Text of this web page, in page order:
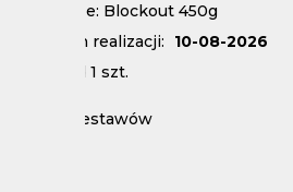
Podloze: Blockout 450g
Termin realizacji:
10-08-2026
Nakład 1 szt.
Ilość zestawów